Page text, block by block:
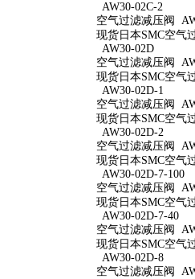
AW30-02C-2
空气过滤减压阀
现货日本SMC空气
AW30-02D
空气过滤减压阀
现货日本SMC空气
AW30-02D-1
空气过滤减压阀
现货日本SMC空气
AW30-02D-2
空气过滤减压阀
现货日本SMC空气
AW30-02D-7-100
空气过滤减压阀
现货日本SMC空气
AW30-02D-7-40
空气过滤减压阀
现货日本SMC空气
AW30-02D-8
空气过滤减压阀